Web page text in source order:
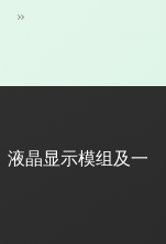
»
液晶显示模组及一